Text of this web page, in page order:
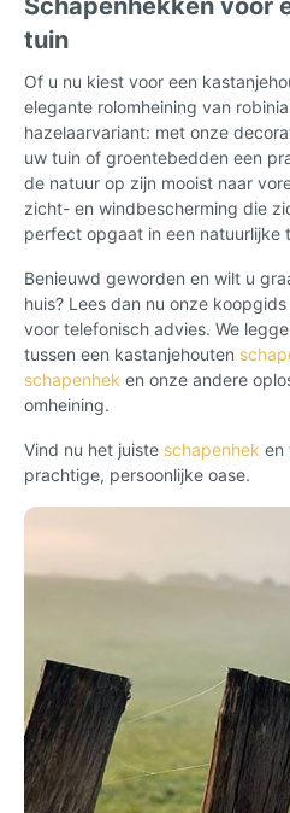
Schapenhekken voor
tuin
Of u nu kiest voor een
elegante rolomheining van
hazelaarvariant: met onze
uw tuin of groentebedden een
de natuur op zijn mooist naar
zicht- en windbescherming die
perfect opgaat in een natuurlijke
Benieuwd geworden en wilt u
huis? Lees dan nu onze
voor telefonisch advies. We
tussen een kastanjehouten
schapenhek en onze andere
omheining.
Vind nu het juiste schapenhek en
prachtige, persoonlijke oase.